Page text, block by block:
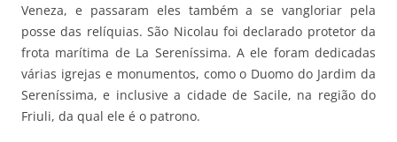
Veneza, e passaram eles também a se vangloriar pela
posse das relíquias. São Nicolau foi declarado protetor da
frota marítima de La Sereníssima. A ele foram dedicadas
várias igrejas e monumentos, como o Duomo do Jardim da
Sereníssima, e inclusive a cidade de Sacile, na região do
Friuli, da qual ele é o patrono.